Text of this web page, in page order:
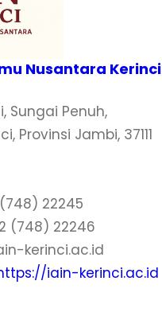
Nusantara Kerinci
Sungai Penuh,
Provinsi Jambi, 37111
22245
(748) 22246
kerinci.ac.id
iain-kerinci.ac.id